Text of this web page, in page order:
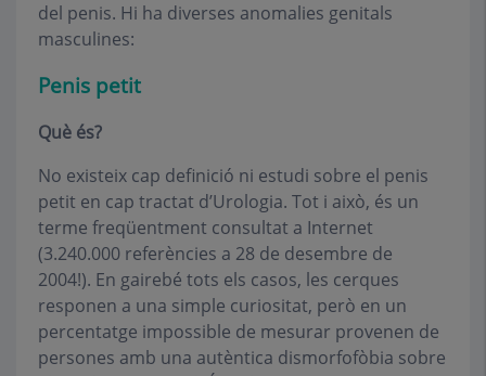
del penis. Hi ha diverses anomalies genitals
masculines:
Penis petit
Què és?
No existeix cap definició ni estudi sobre el penis
petit en cap tractat d’Urologia. Tot i això, és un
terme freqüentment consultat a Internet
(3.240.000 referències a 28 de desembre de
2004!). En gairebé tots els casos, les cerques
responen a una simple curiositat, però en un
percentatge impossible de mesurar provenen de
persones amb una autèntica dismorfofòbia sobre